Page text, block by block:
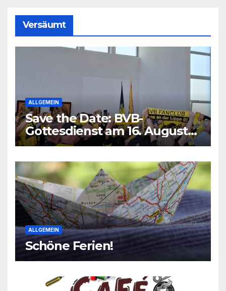
Versäumt
ALLGEMEIN
Save the Date: BVB-
Gottesdienst am 16. August
2026
ALLGEMEIN
Schöne Ferien!